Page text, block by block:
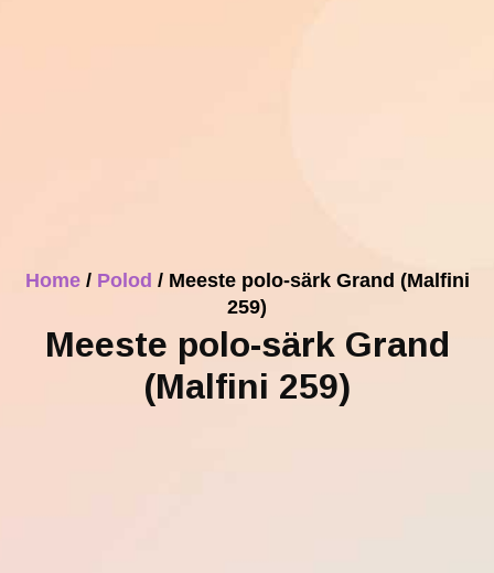
Home/ Polod / Meeste polo-särk Grand (Malfini
259)
Meeste polo-särk Grand
(Malfini 259)